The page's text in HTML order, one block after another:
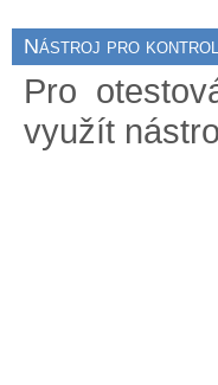
Nástroj pro
Pro
využít